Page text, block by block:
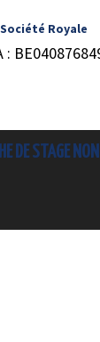
Royale
DE STAGE